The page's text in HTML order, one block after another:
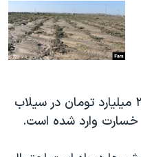
شهرستان تاکنون یک هزار و ۳۲۸ میلیارد تومان در سیلاب
خسارت وارد شده است.